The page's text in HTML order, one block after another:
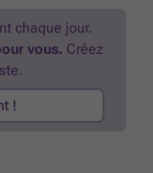
ne sont pas
de ce dernier qui
chaque jour.
vous. Créez
!